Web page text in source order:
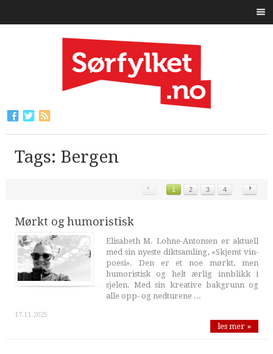
Tags: Bergen
‹ 1 2 3 4 ›
Mørkt og humoristisk
Elisabeth M. Lohne-Antonsen er aktuell
med sin nyeste diktsamling, «Skjemt vin-
poesi». Den er et noe mørkt, men
humoristisk og helt ærlig innblikk i
sjelen. Med sin kreative bakgrunn og
alle opp- og nedturene ...
17.11.2025
les mer »